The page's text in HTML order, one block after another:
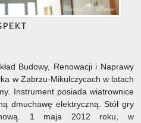
Budowy, Renowacji i Naprawy
w Zabrzu-Mikulczycach w latach
Instrument posiada wiatrownice
dmuchawę elektryczną. Stół gry
1 maja 2012 roku, w